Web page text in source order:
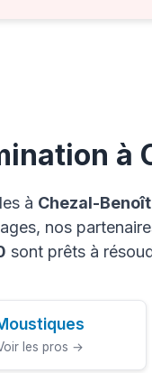
à
à Chezal-Benoît
nos
sont prêts à
les pros →